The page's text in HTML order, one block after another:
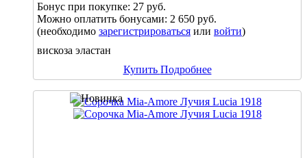
Бонус при покупке: 27 руб.
Можно оплатить бонусами: 2 650 руб.
(необходимо зарегистрироваться или войти)
вискоза эластан
Купить Подробнее